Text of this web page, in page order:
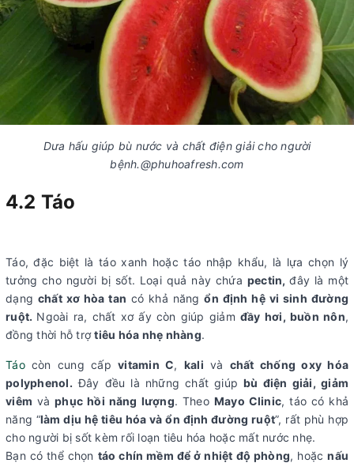
Dưa hấu giúp bù nước và chất điện giải cho người
bệnh.@phuhoafresh.com
4.2 Táo
Táo, đặc biệt làtáo xanh hoặc táo nhập khẩu, là lựa chọn lý
tưởng cho người bị sốt. Loại quả này chứa pectin,đây là một
dạng chất xơ hòa tan có khả năngổn định hệ vi sinh đường
ruột. Ngoài ra, chất xơ ấy còn giúp giảm đầy hơi, buồn nôn,
đồng thời hỗ trợtiêu hóa nhẹ nhàng.
Táocòn cung cấpvitamin C, kali và chất chống oxy hóa
polyphenol. Đây đều là những chất giúpbù điện giải, giảm
viêm vàphục hồi năng lượng. Theo Mayo Clinic, táo có khả
năng “làm dịu hệ tiêu hóa và ổn định đường ruột”, rất phù hợp
cho người bị sốt kèm rối loạn tiêu hóa hoặc mất nước nhẹ.
Bạn có thể chọn táo chín mềm để ở nhiệt độ phòng, hoặcnấu